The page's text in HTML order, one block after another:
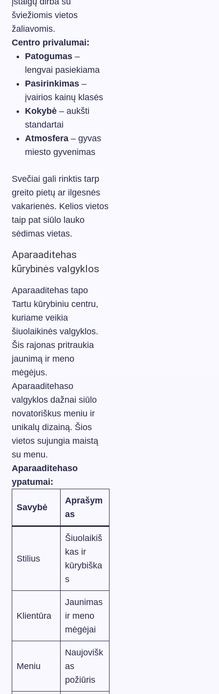
šviežiomis vietos
žaliavomis.
Centro privalumai:
Patogumas –
lengvai pasiekiama
Pasirinkimas –
įvairios kainų klasės
Kokybė – aukšti
standartai
Atmosfera – gyvas
miesto gyvenimas
Svečiai gali rinktis tarp
greito pietų ar ilgesnės
vakarienės. Kelios vietos
taip pat siūlo lauko
sėdimas vietas.
Aparaaditehas
kūrybinės valgyklos
Aparaaditehas tapo
Tartu kūrybiniu centru,
kuriame veikia
šiuolaikinės valgyklos.
Šis rajonas pritraukia
jaunimą ir meno
mėgėjus.
Aparaaditehaso
valgyklos dažnai siūlo
novatoriškus meniu ir
unikalų dizainą. Šios
vietos sujungia maistą
su menu.
Aparaaditehaso
ypatumai:
Savybė
Aprašym
as
Stilius
Šiuolaikiš
kas ir
kūrybiška
s
Klientūra
Jaunimas
ir meno
mėgėjai
Meniu
Naujovišk
as
požiūris